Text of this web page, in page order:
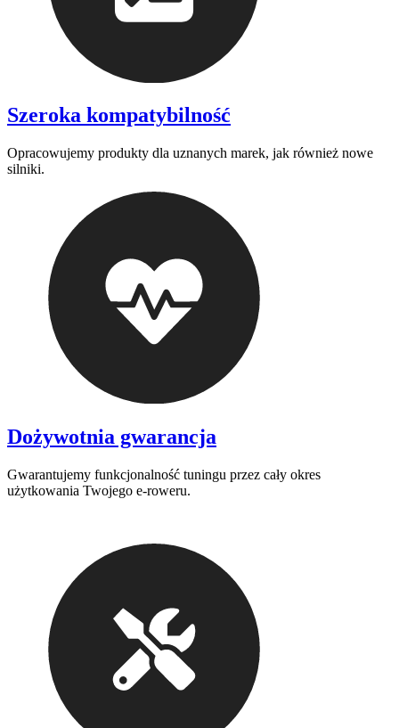
Szeroka kompatybilność
Opracowujemy produkty dla uznanych marek, jak również nowe
silniki.
Dożywotnia gwarancja
Gwarantujemy funkcjonalność tuningu przez cały okres
użytkowania Twojego e-roweru.